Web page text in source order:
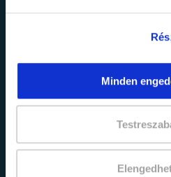
Minden
Elfogadom azadatkezelési